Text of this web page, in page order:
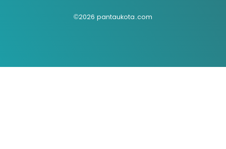
©2026 pantaukota.com